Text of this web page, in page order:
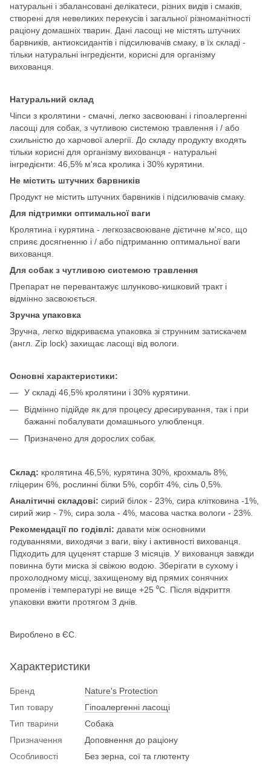
натуральні і збалансовані делікатеси, різних видів і смаків,
створені для невеликих перекусів і загальної різноманітності
раціону домашніх тварин. Дані ласощі не містять штучних
барвників, антиоксидантів і підсилювачів смаку, в їх складі -
тільки натуральні інгредієнти, корисні для організму
вихованця.
Натуральний склад
Чіпси з кролятини - смачні, легко засвоювані і гіпоалергенні
ласощі для собак, з чутливою системою травлення і / або
схильністю до харчової алергії. До складу продукту входять
тільки корисні для організму вихованця - натуральні
інгредієнти: 46,5% м'яса кролика і 30% курятини.
Не містить штучних барвників
Продукт не містить штучних барвників і підсилювачів смаку.
Для підтримки оптимальної ваги
Кролятина і курятина - легкозасвоюване дієтичне м'ясо, що
сприяє досягненню і / або підтриманню оптимальної ваги
вихованця.
Для собак з чутливою системою травлення
Препарат не перевантажує шлунково-кишковий тракт і
відмінно засвоюється.
Зручна упаковка
Зручна, легко відкриваєма упаковка зі струнним затискачем
(англ. Zip lock) захищає ласощі від вологи.
Основні характеристики:
У складі 46,5% кролятини і 30% курятини.
Відмінно підійде як для процесу дресирування, так і при
бажанні побалувати домашнього улюбленця.
Призначено для дорослих собак.
Склад: кролятина 46,5%, курятина 30%, крохмаль 8%,
гліцерин 6%, рослинні білки 5%, сорбіт 4%, cіль 0,5%.
Аналітичні складові: сирий білок - 23%, сира клітковина -1%,
сирий жир - 7%, сира зола - 4%, масова частка вологи - 23%.
Рекомендації по годівлі: давати між основними
годуваннями, виходячи з ваги, віку і активності вихованця.
Підходить для цуценят старше 3 місяців. У вихованця завжди
повинна бути миска зі свіжою водою. Зберігати в сухому і
прохолодному місці, захищеному від прямих сонячних
променів і температурі не вище +25 ⁰C. Після відкриття
упаковки вжити протягом 3 днів.
Вироблено в ЄС.
Характеристики
Бренд
Nature's Protection
Тип товару
Гіпоалергенні ласощі
Тип тварини
Собака
Призначення
Доповнення до раціону
Особливості
Без зерна, сої та глютенту